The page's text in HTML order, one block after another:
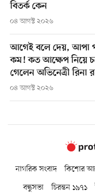
বিতর্ক কেন
০৪ আগস্ট ২০২৬
আগেই বলে দেয়, আপা
কম! কত আক্ষেপ নিয়ে
গেলেন অভিনেত্রী রিনা
০৪ আগস্ট ২০২৬
নাগরিক সংবাদ কিশোর
বন্ধুসভা
চিরন্তন ১৯৭১